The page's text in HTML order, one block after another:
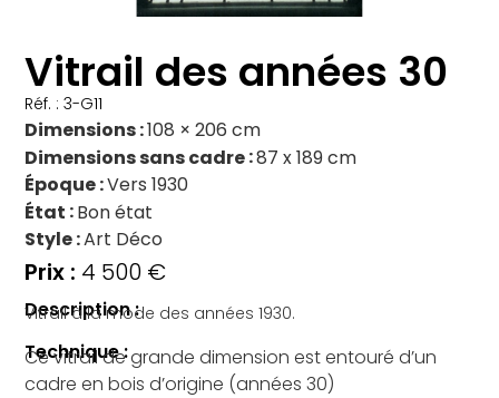
Vitrail des années 30
Réf. : 3-G11
Dimensions 108 × 206 cm
Dimensions sans cadre 87 x 189 cm
Époque Vers 1930
État Bon état
Style Art Déco
4 500 €
Description :
Vitrail à la mode des années 1930.
Technique :
Ce vitrail de grande dimension est entouré d’un
cadre en bois d’origine (années 30)